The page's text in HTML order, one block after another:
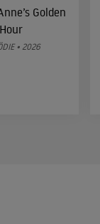
Golden
Hour
• 2026